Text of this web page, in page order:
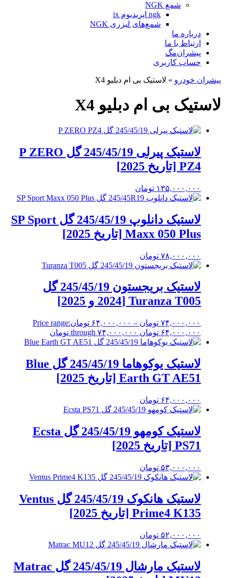
شمع NGK
ngk ایریدیوم ix
شمع‌های لیزری NGK
درباره ما
ارتباط با ما
پیشران‌مگ
حساب کاربری
پیشران خودرو » لاستیک بی ام دبلیو X4
لاستیک بی ام دبلیو X4
لاستیک پیرلی 245/45/19 گل P ZERO
PZ4 [تاریخ 2025]
۱۳۵,۰۰۰,۰۰۰ تومان
لاستیک دانلوپ 245/45/19 گل SP Sport
Maxx 050 Plus [تاریخ 2025]
۷۸,۰۰۰,۰۰۰ تومان
لاستیک بریجستون 245/45/19 گل
Turanza T005 [2024 و 2025]
۷۴,۰۰۰,۰۰۰ تومان – ۶۴,۰۰۰,۰۰۰ تومانPrice range:
۶۴,۰۰۰,۰۰۰ تومان through ۷۴,۰۰۰,۰۰۰ تومان
لاستیک یوکوهاما 245/45/19 گل Blue
Earth GT AE51 [تاریخ 2025]
۶۴,۰۰۰,۰۰۰ تومان
لاستیک کومهو 245/45/19 گل Ecsta
PS71 [تاریخ 2025]
۵۳,۰۰۰,۰۰۰ تومان
لاستیک هانکوک 245/45/19 گل Ventus
Prime4 K135 [تاریخ 2025]
۵۲,۰۰۰,۰۰۰ تومان
لاستیک مارشال 245/45/19 گل Matrac